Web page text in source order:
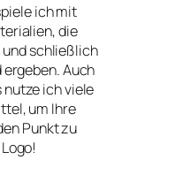
ich mit
die
schließlich
ergeben. Auch
nutze ich viele
um Ihre
Punkt zu